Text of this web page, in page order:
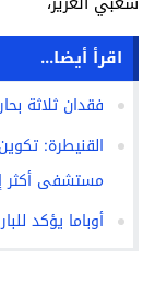
اقرأ أيضا...
فقدان ثلاثة
القنيطرة:
مستشفى أكثر
أوباما يؤكد